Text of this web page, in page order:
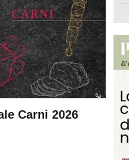
Carni 2026